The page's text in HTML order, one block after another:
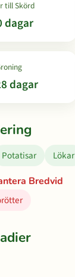
till Skörd
dagar
dagar
Potatisar Lökar
Bredvid